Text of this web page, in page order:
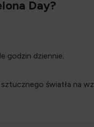
Day?
godzin dziennie;
światła na